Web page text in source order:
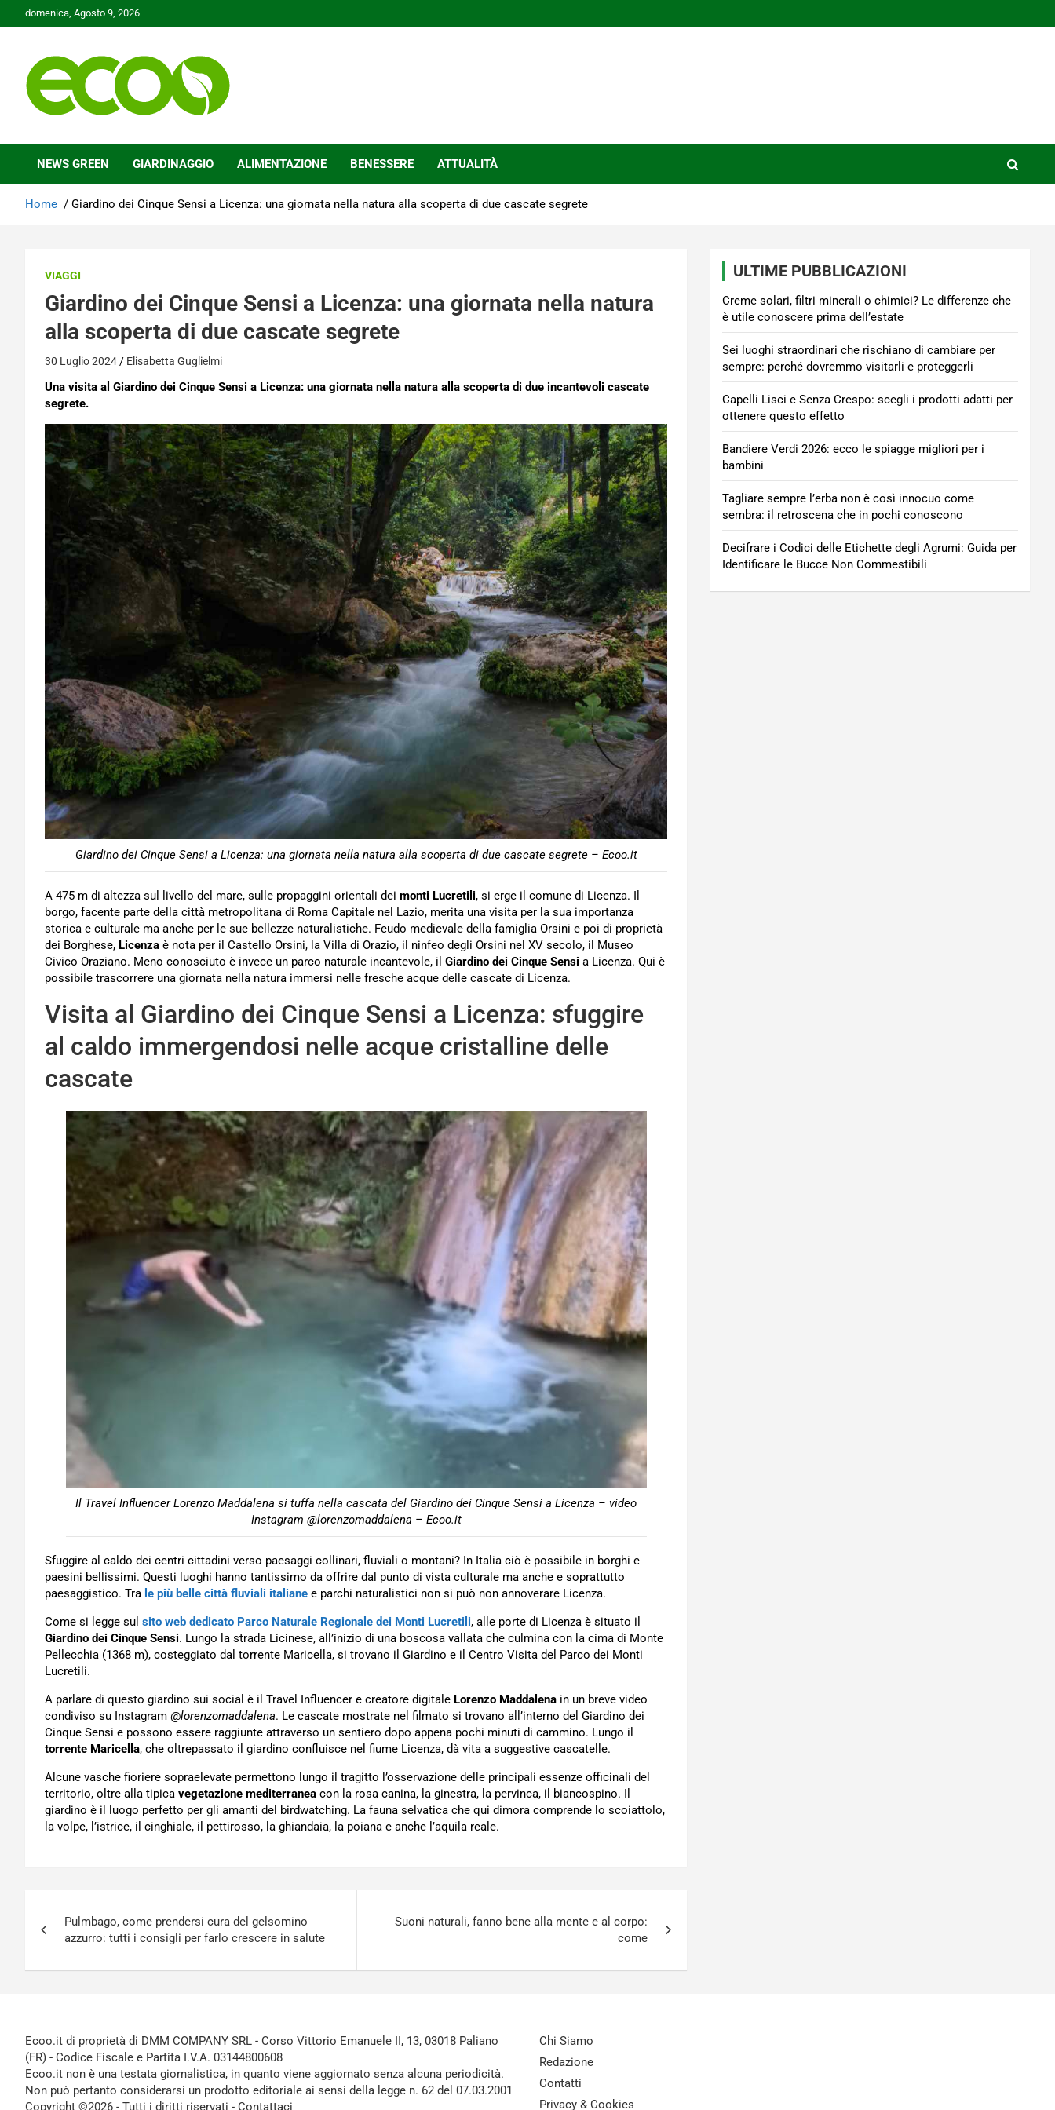
to
domenica, Agosto 9, 2026
Ecoo.it
NEWS GREEN GIARDINAGGIO ALIMENTAZIONE BENESSERE ATTUALITÀ
Home Giardino dei Cinque Sensi a Licenza: una giornata nella natura alla scoperta di due cascate segrete
VIAGGI
Giardino dei Cinque Sensi a Licenza: una giornata nella natura
alla scoperta di due cascate segrete
30 Luglio 2024 Elisabetta Guglielmi
Una visita al Giardino dei Cinque Sensi a Licenza: una giornata nella natura alla scoperta di due incantevoli cascate
segrete.
Giardino dei Cinque Sensi a Licenza: una giornata nella natura alla scoperta di due cascate segrete – Ecoo.it
A 475 m di altezza sul livello del mare, sulle propaggini orientali dei monti Lucretili, si erge il comune di Licenza. Il
borgo, facente parte della città metropolitana di Roma Capitale nel Lazio, merita una visita per la sua importanza
storica e culturale ma anche per le sue bellezze naturalistiche. Feudo medievale della famiglia Orsini e poi di proprietà
dei Borghese, Licenza è nota per il Castello Orsini, la Villa di Orazio, il ninfeo degli Orsini nel XV secolo, il Museo
Civico Oraziano. Meno conosciuto è invece un parco naturale incantevole, il Giardino dei Cinque Sensi a Licenza. Qui è
possibile trascorrere una giornata nella natura immersi nelle fresche acque delle cascate di Licenza.
Visita al Giardino dei Cinque Sensi a Licenza: sfuggire
al caldo immergendosi nelle acque cristalline delle
cascate
Il Travel Influencer Lorenzo Maddalena si tuffa nella cascata del Giardino dei Cinque Sensi a Licenza – video
Instagram @lorenzomaddalena – Ecoo.it
Sfuggire al caldo dei centri cittadini verso paesaggi collinari, fluviali o montani? In Italia ciò è possibile in borghi e
paesini bellissimi. Questi luoghi hanno tantissimo da offrire dal punto di vista culturale ma anche e soprattutto
paesaggistico. Tra le più belle città fluviali italiane e parchi naturalistici non si può non annoverare Licenza.
Come si legge sul sito web dedicato Parco Naturale Regionale dei Monti Lucretili, alle porte di Licenza è situato il
Giardino dei Cinque Sensi. Lungo la strada Licinese, all’inizio di una boscosa vallata che culmina con la cima di Monte
Pellecchia (1368 m), costeggiato dal torrente Maricella, si trovano il Giardino e il Centro Visita del Parco dei Monti
Lucretili.
A parlare di questo giardino sui social è il Travel Influencer e creatore digitale Lorenzo Maddalena in un breve video
condiviso su Instagram @lorenzomaddalena. Le cascate mostrate nel filmato si trovano all’interno del Giardino dei
Cinque Sensi e possono essere raggiunte attraverso un sentiero dopo appena pochi minuti di cammino. Lungo il
torrente Maricella, che oltrepassato il giardino confluisce nel fiume Licenza, dà vita a suggestive cascatelle.
Alcune vasche fioriere sopraelevate permettono lungo il tragitto l’osservazione delle principali essenze officinali del
territorio, oltre alla tipica vegetazione mediterranea con la rosa canina, la ginestra, la pervinca, il biancospino. Il
giardino è il luogo perfetto per gli amanti del birdwatching. La fauna selvatica che qui dimora comprende lo scoiattolo,
la volpe, l’istrice, il cinghiale, il pettirosso, la ghiandaia, la poiana e anche l’aquila reale.
articoli
Pulmbago, come prendersi cura del gelsomino
azzurro: tutti i consigli per farlo crescere in salute
Suoni naturali, fanno bene alla mente e al corpo:
come
ULTIME PUBBLICAZIONI
Creme solari, filtri minerali o chimici? Le differenze che
è utile conoscere prima dell’estate
Sei luoghi straordinari che rischiano di cambiare per
sempre: perché dovremmo visitarli e proteggerli
Capelli Lisci e Senza Crespo: scegli i prodotti adatti per
ottenere questo effetto
Bandiere Verdi 2026: ecco le spiagge migliori per i
bambini
Tagliare sempre l’erba non è così innocuo come
sembra: il retroscena che in pochi conoscono
Decifrare i Codici delle Etichette degli Agrumi: Guida per
Identificare le Bucce Non Commestibili
Ecoo.it di proprietà di DMM COMPANY SRL - Corso Vittorio Emanuele II, 13, 03018 Paliano
(FR) - Codice Fiscale e Partita I.V.A. 03144800608
Ecoo.it non è una testata giornalistica, in quanto viene aggiornato senza alcuna periodicità.
Non può pertanto considerarsi un prodotto editoriale ai sensi della legge n. 62 del 07.03.2001
Copyright ©2026 - Tutti i diritti riservati - Contattaci
Chi Siamo
Redazione
Contatti
Privacy & Cookies